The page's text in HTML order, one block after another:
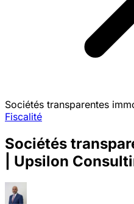
Sociétés transparentes
Fiscalité
Sociétés
| Upsilon